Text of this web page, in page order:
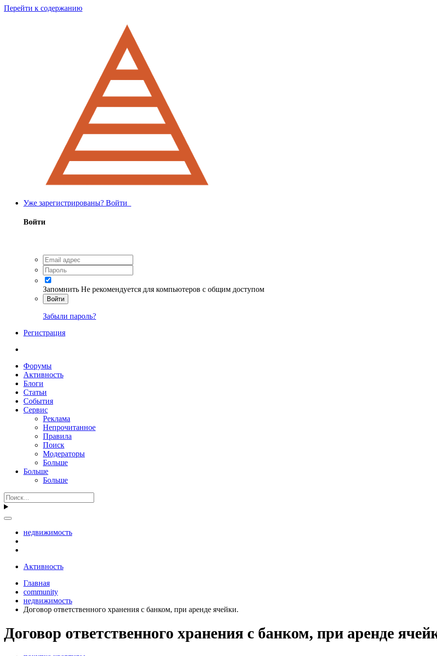
Перейти к содержанию
Уже зарегистрированы? Войти
Войти
Запомнить Не рекомендуется для компьютеров с общим доступом
Войти
Забыли пароль?
Регистрация
Форумы
Активность
Блоги
Статьи
События
Сервис
Реклама
Непрочитанное
Правила
Поиск
Модераторы
Больше
Больше
Больше
недвижимость
Активность
Главная
community
недвижимость
Договор ответственного хранения с банком, при аренде ячейки.
Договор ответственного хранения с банком, при аренде